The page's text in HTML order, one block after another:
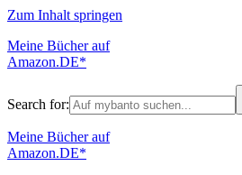
Zum Inhalt springen
Meine Bücher auf
Amazon.DE*
Search for:
Meine Bücher auf
Amazon.DE*